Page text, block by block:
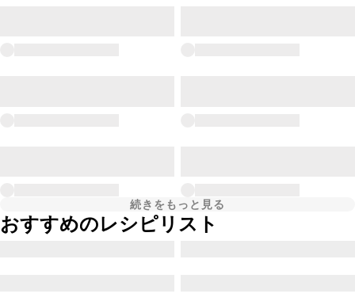
続きをもっと見る
おすすめのレシピリスト